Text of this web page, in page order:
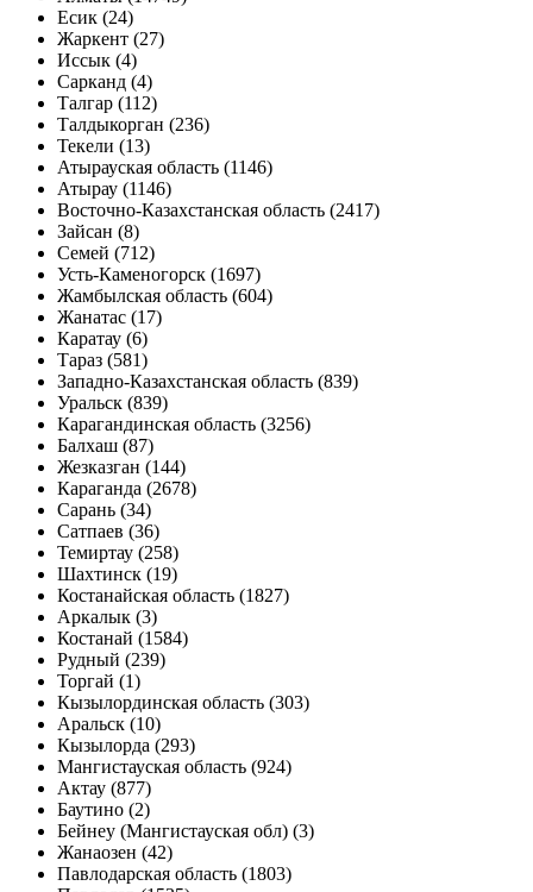
Есик (24)
Жаркент (27)
Иссык (4)
Сарканд (4)
Талгар (112)
Талдыкорган (236)
Текели (13)
Атырауская область (1146)
Атырау (1146)
Восточно-Казахстанская область (2417)
Зайсан (8)
Семей (712)
Усть-Каменогорск (1697)
Жамбылская область (604)
Жанатас (17)
Каратау (6)
Тараз (581)
Западно-Казахстанская область (839)
Уральск (839)
Карагандинская область (3256)
Балхаш (87)
Жезказган (144)
Караганда (2678)
Сарань (34)
Сатпаев (36)
Темиртау (258)
Шахтинск (19)
Костанайская область (1827)
Аркалык (3)
Костанай (1584)
Рудный (239)
Торгай (1)
Кызылординская область (303)
Аральск (10)
Кызылорда (293)
Мангистауская область (924)
Актау (877)
Баутино (2)
Бейнеу (Мангистауская обл) (3)
Жанаозен (42)
Павлодарская область (1803)